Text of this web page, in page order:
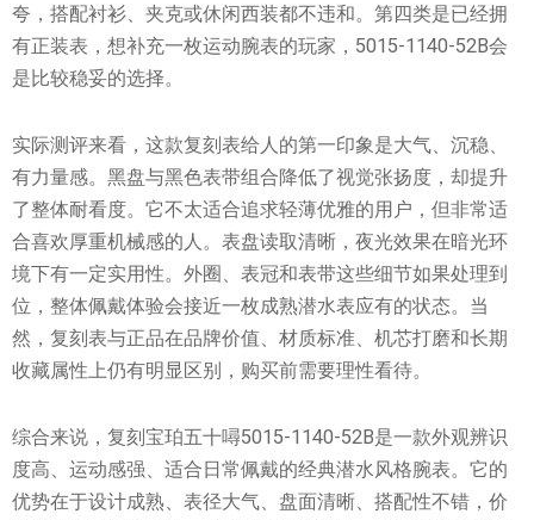
夸，搭配衬衫、夹克或休闲西装都不违和。第四类是已经拥
有正装表，想补充一枚运动腕表的玩家，5015-1140-52B会
是比较稳妥的选择。
实际测评来看，这款复刻表给人的第一印象是大气、沉稳、
有力量感。黑盘与黑色表带组合降低了视觉张扬度，却提升
了整体耐看度。它不太适合追求轻薄优雅的用户，但非常适
合喜欢厚重机械感的人。表盘读取清晰，夜光效果在暗光环
境下有一定实用性。外圈、表冠和表带这些细节如果处理到
位，整体佩戴体验会接近一枚成熟潜水表应有的状态。当
然，复刻表与正品在品牌价值、材质标准、机芯打磨和长期
收藏属性上仍有明显区别，购买前需要理性看待。
综合来说，复刻宝珀五十噚5015-1140-52B是一款外观辨识
度高、运动感强、适合日常佩戴的经典潜水风格腕表。它的
优势在于设计成熟、表径大气、盘面清晰、搭配性不错，价